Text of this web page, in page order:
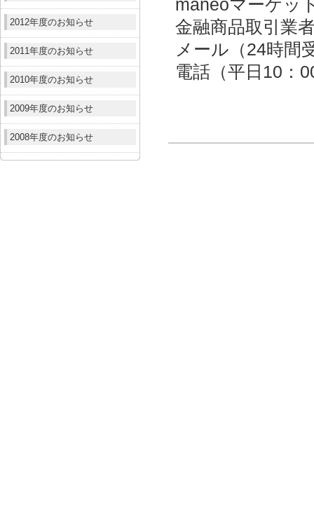
2012年度のお知らせ
2011年度のお知らせ
2010年度のお知らせ
2009年度のお知らせ
2008年度のお知らせ
maneoマーケッ
金融商品取引業
メール（24時間
電話（平日10：